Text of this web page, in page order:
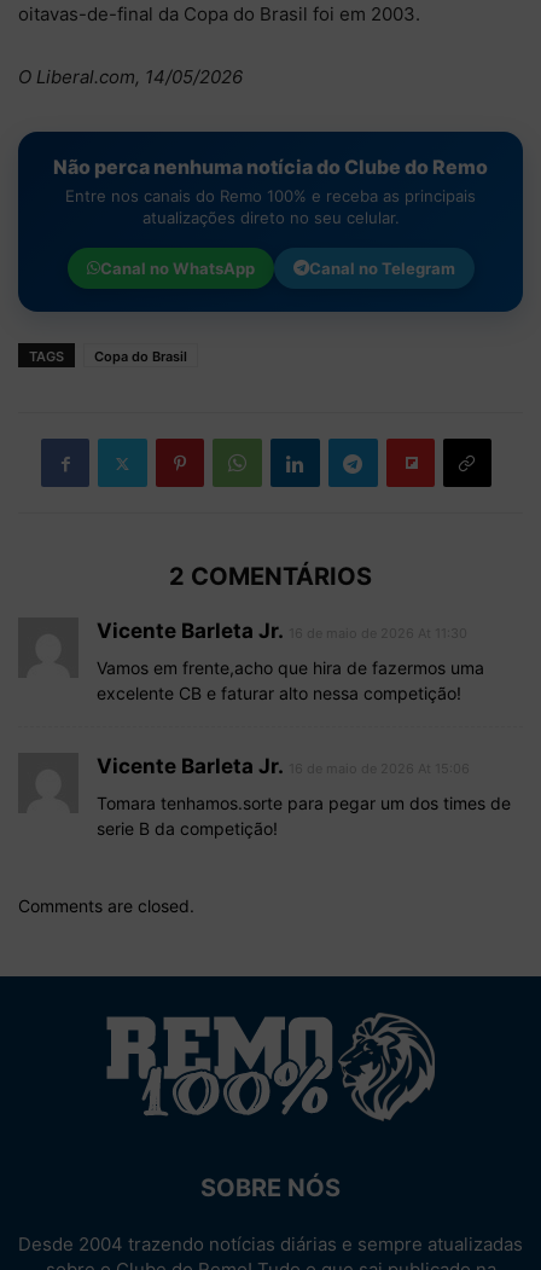
oitavas-de-final da Copa do Brasil foi em 2003.
O Liberal.com, 14/05/2026
Não perca nenhuma notícia do Clube do Remo
Entre nos canais do Remo 100% e receba as principais
atualizações direto no seu celular.
Canal noWhatsApp Canal noTelegram
TAGS Copa do Brasil
2 COMENTÁRIOS
Vicente Barleta Jr.
Vamos em frente,acho que hira de fazermos uma
excelente CB e faturar alto nessa competição!
Vicente Barleta Jr.
Tomara tenhamos.sorte para pegar um dos times de
serie B da competição!
Comments are closed.
SOBRE NÓS
Desde 2004 trazendo notícias diárias e sempre atualizadas